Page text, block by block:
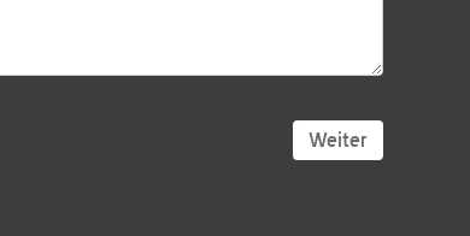
Weiter